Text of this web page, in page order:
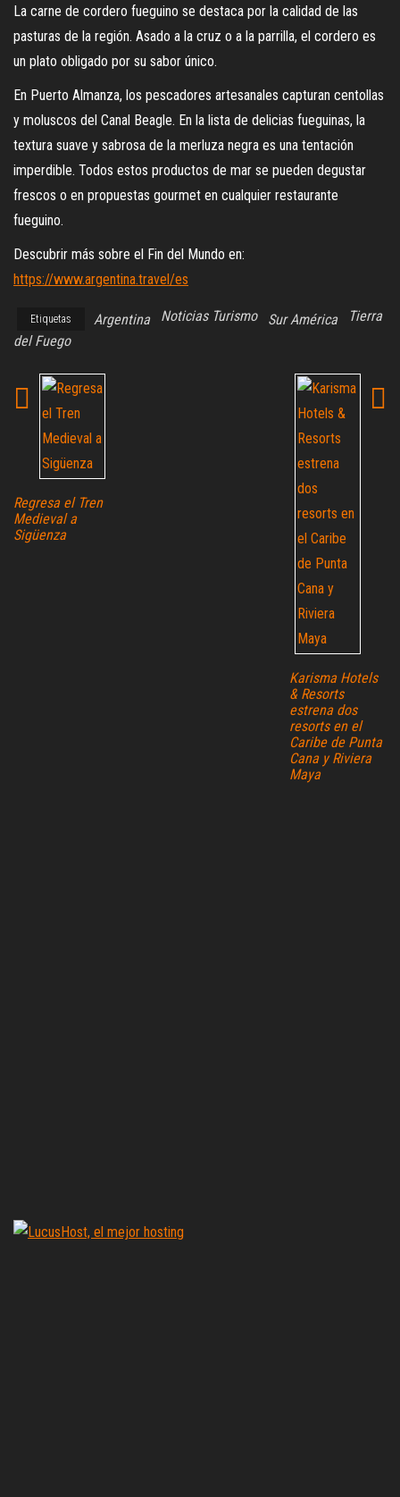
La carne de cordero fueguino se destaca por la calidad de las
pasturas de la región. Asado a la cruz o a la parrilla, el cordero es
un plato obligado por su sabor único.
En Puerto Almanza, los pescadores artesanales capturan centollas
y moluscos del Canal Beagle. En la lista de delicias fueguinas, la
textura suave y sabrosa de la merluza negra es una tentación
imperdible. Todos estos productos de mar se pueden degustar
frescos o en propuestas gourmet en cualquier restaurante
fueguino.
Descubrir más sobre el Fin del Mundo en:
https://www.argentina.travel/es
Etiquetas Argentina Noticias Turismo Sur América
Tierra
del Fuego
Regresa el Tren
Medieval a
Sigüenza
Karisma Hotels
& Resorts
estrena dos
resorts en el
Caribe de Punta
Cana y Riviera
Maya